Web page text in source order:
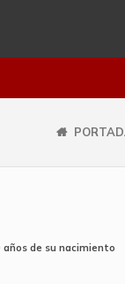
años de su nacimiento